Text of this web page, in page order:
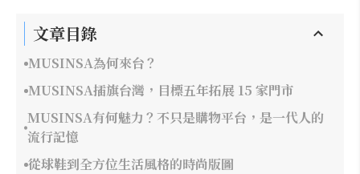
文章目錄
MUSINSA為何來台？
MUSINSA插旗台灣，目標五年拓展 15 家門市
MUSINSA有何魅力？不只是購物平台，是一代人的
流行記憶
從球鞋到全方位生活風格的時尚版圖